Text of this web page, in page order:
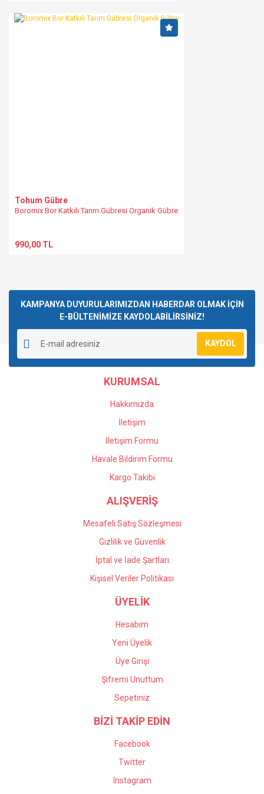
Tohum Gübre
Boromix Bor Katkılı Tarım Gübresi Organik Gübre
990,00 TL
KAMPANYA DUYURULARIMIZDAN HABERDAR OLMAK İÇİN
E-BÜLTENİMİZE KAYDOLABİLİRSİNİZ!
KAYDOL
KURUMSAL
Hakkımızda
İletişim
İletişim Formu
Havale Bildirim Formu
Kargo Takibi
ALIŞVERİŞ
Mesafeli Satış Sözleşmesi
Gizlilik ve Güvenlik
İptal ve İade Şartları
Kişisel Veriler Politikası
ÜYELİK
Hesabım
Yeni Üyelik
Üye Girişi
Şifremi Unuttum
Sepetiniz
BİZİ TAKİP EDİN
Facebook
Twitter
Instagram